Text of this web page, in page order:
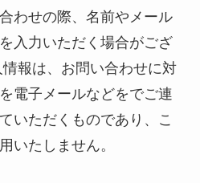
わせの際、名前やメール
入力いただく場合がござ
報は、お問い合わせに対
電子メールなどをでご連
いただくものであり、こ
いたしません。